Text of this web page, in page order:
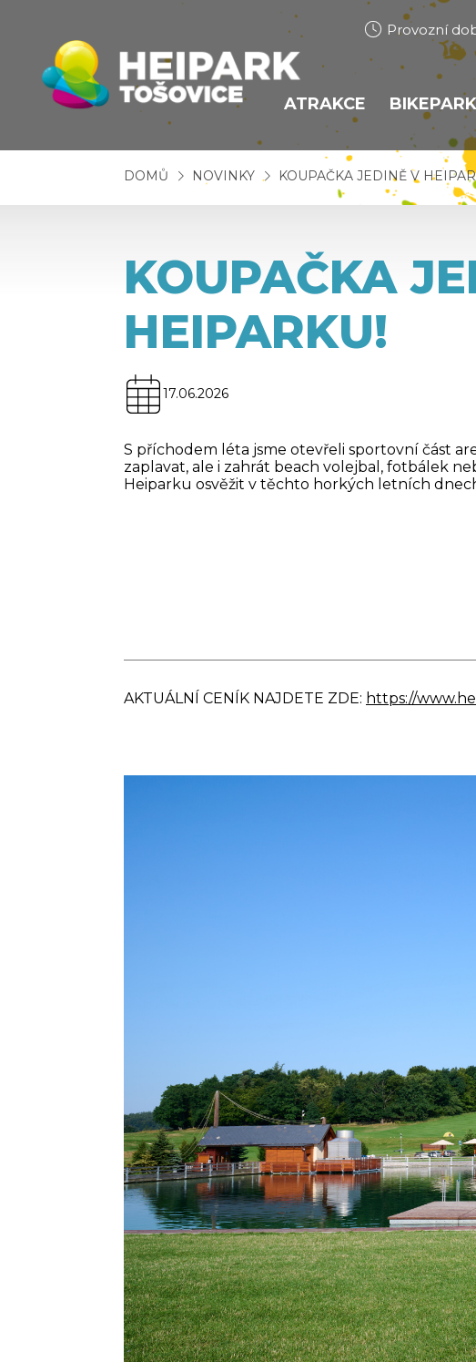
Provozní
ATRAKCE
BOBOVÁ DRÁHA
HEIHOPSA
TRAMPOLÍNY
BUNGEE
LANOVÉ CENTRUM
OBŘÍ SKLUZAVKY
CENÍK
BIKEPARK
TRATĚ
PUMP
CENÍK
DOMŮ NOVINKY KOUPAČKA JEDINĚ V
KOUPAČKA
HEIPARKU!
17.06.2026
S příchodem léta jsme otevřeli sportovní část
zaplavat, ale i zahrát beach volejbal, fotbálek
Heiparku osvěžit v těchto horkých letních
AKTUÁLNÍ CENÍK NAJDETE ZDE: https://